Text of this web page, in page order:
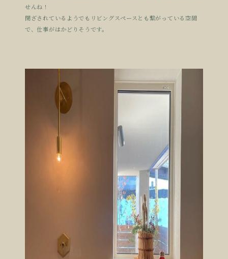
せんね！
閉ざされているようでもリビングスペースとも繋がっている空間
で、仕事がはかどりそうです。